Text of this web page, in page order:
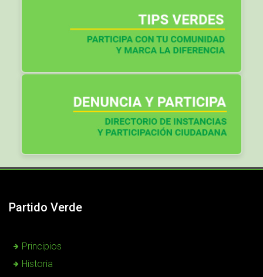
Partido Verde
Principios
Historia